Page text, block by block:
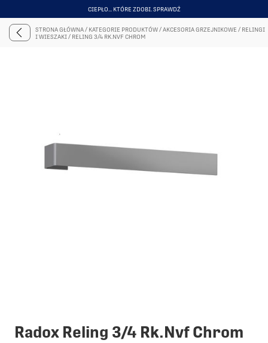
CIEPŁO... KTÓRE ZDOBI. SPRAWDŹ
ITEM
STRONA GŁÓWNA/ KATEGORIE PRODUKTÓW/AKCESORIA GRZEJNIKOWE / RELINGI
I WIESZAKI/ RELING 3/4 RK.NVF CHROM
Radox Reling 3/4 Rk.Nvf Chrom